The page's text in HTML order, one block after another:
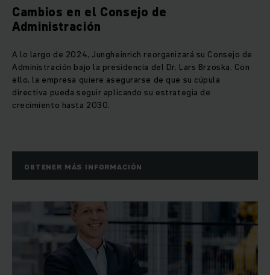
Cambios en el Consejo de
Administración
A lo largo de 2024, Jungheinrich reorganizará su Consejo de
Administración bajo la presidencia del Dr. Lars Brzoska. Con
ello, la empresa quiere asegurarse de que su cúpula
directiva pueda seguir aplicando su estrategia de
crecimiento hasta 2030.
OBTENER MÁS INFORMACIÓN